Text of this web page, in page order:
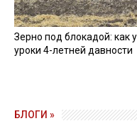
Зерно под блокадой: как
уроки 4-летней давности
БЛОГИ »